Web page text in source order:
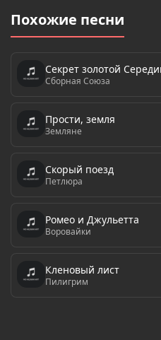
Похожие песни
Секрет золотой
Сборная Союза
Прости, земля
Земляне
Скорый поезд
Петлюра
Ромео и Джульетта
Воровайки
Кленовый лист
Пилигрим